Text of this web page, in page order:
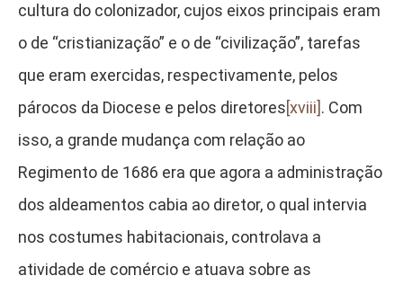
cultura do colonizador, cujos eixos principais eram
o de “cristianização” e o de “civilização”, tarefas
que eram exercidas, respectivamente, pelos
párocos da Diocese e pelos diretores[xviii]. Com
isso, a grande mudança com relação ao
Regimento de 1686 era que agora a administração
dos aldeamentos cabia ao diretor, o qual intervia
nos costumes habitacionais, controlava a
atividade de comércio e atuava sobre as